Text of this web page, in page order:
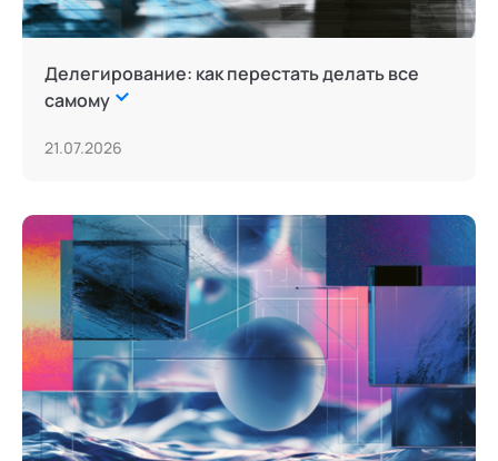
Делегирование: как перестать делать все
самому
21.07.2026